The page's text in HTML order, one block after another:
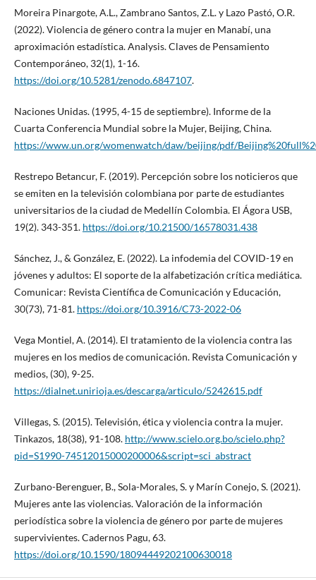
Moreira Pinargote, A.L., Zambrano Santos, Z.L. y Lazo Pastó, O.R.
(2022). Violencia de género contra la mujer en Manabí, una
aproximación estadística. Analysis. Claves de Pensamiento
Contemporáneo, 32(1), 1-16.
https://doi.org/10.5281/zenodo.6847107.
Naciones Unidas. (1995, 4-15 de septiembre). Informe de la
Cuarta Conferencia Mundial sobre la Mujer, Beijing, China.
https://www.un.org/womenwatch/daw/beijing/pdf/
Restrepo Betancur, F. (2019). Percepción sobre los noticieros que
se emiten en la televisión colombiana por parte de estudiantes
universitarios de la ciudad de Medellín Colombia. El Ágora USB,
19(2). 343-351. https://doi.org/10.21500/16578031.438
Sánchez, J., & González, E. (2022). La infodemia del COVID-19 en
jóvenes y adultos: El soporte de la alfabetización crítica mediática.
Comunicar: Revista Científica de Comunicación y Educación,
30(73), 71-81. https://doi.org/10.3916/C73-2022-06
Vega Montiel, A. (2014). El tratamiento de la violencia contra las
mujeres en los medios de comunicación. Revista Comunicación y
medios, (30), 9-25.
https://dialnet.unirioja.es/descarga/articulo/5242615.pdf
Villegas, S. (2015). Televisión, ética y violencia contra la mujer.
Tinkazos, 18(38), 91-108. http://www.scielo.org.bo/scielo.php?
pid=S1990-74512015000200006&script=sci_abstract
Zurbano-Berenguer, B., Sola-Morales, S. y Marín Conejo, S. (2021).
Mujeres ante las violencias. Valoración de la información
periodística sobre la violencia de género por parte de mujeres
supervivientes. Cadernos Pagu, 63.
https://doi.org/10.1590/18094449202100630018